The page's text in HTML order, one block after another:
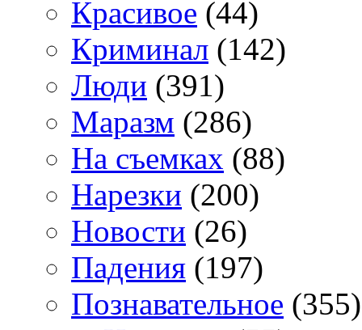
Красивое (44)
Криминал (142)
Люди (391)
Маразм (286)
На съемках (88)
Нарезки (200)
Новости (26)
Падения (197)
Познавательное (355)